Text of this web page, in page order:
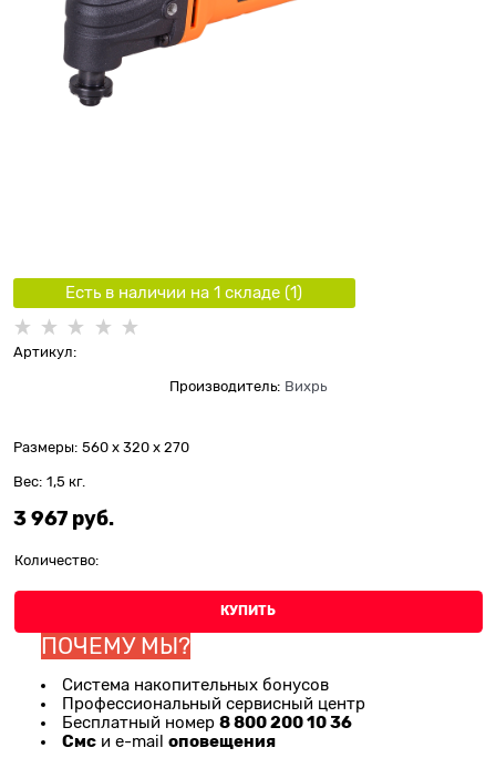
Есть в наличии на 1 складe (1)
Артикул:
Производитель: Вихрь
Размеры: 560 x 320 x 270
Вес: 1,5 кг.
3 967 руб.
Количество:
КУПИТЬ
ПОЧЕМУ МЫ?
Система накопительных бонусов
Профессиональный сервисный центр
Бесплатный номер 8 800 200 10 36
Смс и e-mail оповещения